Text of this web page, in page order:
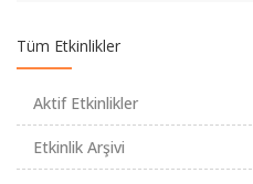
Tüm Etkinlikler
Aktif Etkinlikler
Etkinlik Arşivi
TÜBİTAK 2209-A Proje Başarısı
TH Köln Üniversitesi' nden
İnovasyon Semineri